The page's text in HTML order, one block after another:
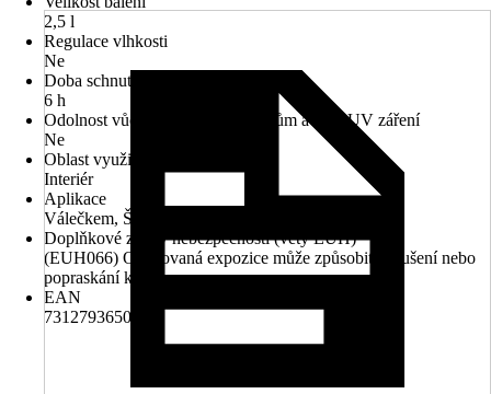
2,5 l
Regulace vlhkosti
Ne
Doba schnutí cca
6 h
Odolnost vůči povětrnostním vlivům a vůči UV záření
Ne
Oblast využití
Interiér
Aplikace
Válečkem, Štětcem
Doplňkové znaky nebezpečnosti (věty EUH)
(EUH066) Opakovaná expozice může způsobit vysušení nebo
popraskání kůže.
EAN
7312793650151